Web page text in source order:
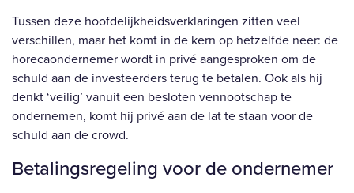
Tussen deze hoofdelijkheidsverklaringen zitten veel
verschillen, maar het komt in de kern op hetzelfde neer: de
horecaondernemer wordt in privé aangesproken om de
schuld aan de investeerders terug te betalen. Ook als hij
denkt ‘veilig’ vanuit een besloten vennootschap te
ondernemen, komt hij privé aan de lat te staan voor de
schuld aan de crowd.
Betalingsregeling voor de ondernemer